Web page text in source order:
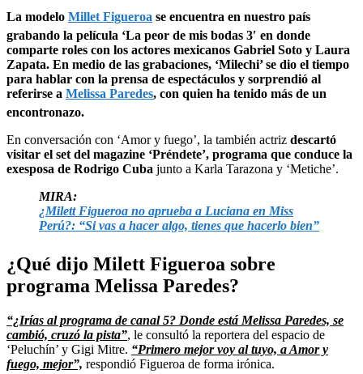
La modelo Millet Figueroa se encuentra en nuestro país
grabando la película ‘La peor de mis bodas 3′ en donde
comparte roles con los actores mexicanos Gabriel Soto y Laura
Zapata. En medio de las grabaciones, ‘Milechi’ se dio el tiempo
para hablar con la prensa de espectáculos y sorprendió al
referirse a Melissa Paredes, con quien ha tenido más de un
encontronazo.
En conversación con ‘Amor y fuego’, la también actriz descartó
visitar el set del magazine ‘Préndete’, programa que conduce la
exesposa de Rodrigo Cuba junto a Karla Tarazona y ‘Metiche’.
MIRA:
¿Milett Figueroa no aprueba a Luciana en Miss
Perú?: “Si vas a hacer algo, tienes que hacerlo bien”
¿Qué dijo Milett Figueroa sobre
programa Melissa Paredes?
“¿Irías al programa de canal 5? Donde está Melissa Paredes, se
cambió, cruzó la pista”, le consultó la reportera del espacio de
‘Peluchín’ y Gigi Mitre. “Primero mejor voy al tuyo, a Amor y
fuego, mejor”, respondió Figueroa de forma irónica.